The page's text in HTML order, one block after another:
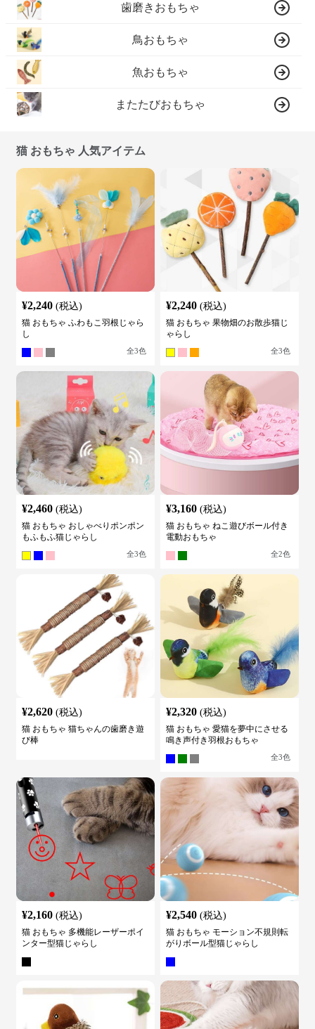
歯磨きおもちゃ
鳥おもちゃ
魚おもちゃ
またたびおもちゃ
猫 おもちゃ 人気アイテム
¥2,240 (税込)
猫 おもちゃ ふわもこ羽根じゃら
し
全3色
¥2,240 (税込)
猫 おもちゃ 果物畑のお散歩猫じ
ゃらし
全3色
¥2,460 (税込)
猫 おもちゃ おしゃべりポンポン
もふもふ猫じゃらし
全3色
¥3,160 (税込)
猫 おもちゃ ねこ遊びボール付き
電動おもちゃ
全2色
¥2,620 (税込)
猫 おもちゃ 猫ちゃんの歯磨き遊
び棒
¥2,320 (税込)
猫 おもちゃ 愛猫を夢中にさせる
鳴き声付き羽根おもちゃ
全3色
¥2,160 (税込)
猫 おもちゃ 多機能レーザーポイ
ンター型猫じゃらし
¥2,540 (税込)
猫 おもちゃ モーション不規則転
がりボール型猫じゃらし